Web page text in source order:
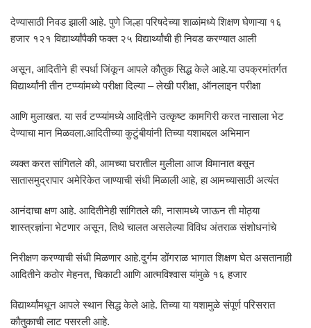
देण्यासाठी निवड झाली आहे. पुणे जिल्हा परिषदेच्या शाळांमध्ये शिक्षण घेणाऱ्या १६
हजार १२१ विद्यार्थ्यांपैकी फक्त २५ विद्यार्थ्यांची ही निवड करण्यात आली
असून, आदितीने ही स्पर्धा जिंकून आपले कौतुक सिद्ध केले आहे.या उपक्रमांतर्गत
विद्यार्थ्यांनी तीन टप्प्यांमध्ये परीक्षा दिल्या – लेखी परीक्षा, ऑनलाइन परीक्षा
आणि मुलाखत. या सर्व टप्प्यांमध्ये आदितीने उत्कृष्ट कामगिरी करत नासाला भेट
देण्याचा मान मिळवला.आदितीच्या कुटुंबीयांनी तिच्या यशाबद्दल अभिमान
व्यक्त करत सांगितले की, आमच्या घरातील मुलीला आज विमानात बसून
सातासमुद्रापार अमेरिकेत जाण्याची संधी मिळाली आहे, हा आमच्यासाठी अत्यंत
आनंदाचा क्षण आहे. आदितीनेही सांगितले की, नासामध्ये जाऊन ती मोठ्या
शास्त्रज्ञांना भेटणार असून, तिथे चालत असलेल्या विविध अंतराळ संशोधनांचे
निरीक्षण करण्याची संधी मिळणार आहे.दुर्गम डोंगराळ भागात शिक्षण घेत असतानाही
आदितीने कठोर मेहनत, चिकाटी आणि आत्मविश्वास यांमुळे १६ हजार
विद्यार्थ्यांमधून आपले स्थान सिद्ध केले आहे. तिच्या या यशामुळे संपूर्ण परिसरात
कौतुकाची लाट पसरली आहे.